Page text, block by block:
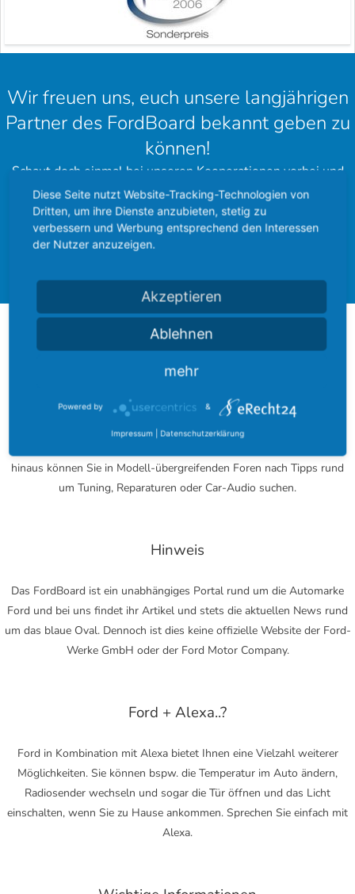
Wir freuen uns, euch unsere langjährigen
Partner des FordBoard bekannt geben zu
können!
Schaut doch einmal bei unseren Kooperationen vorbei und
hinterlasst einen schönen Gruß.
Ford Community
Ford Cougar
Über das FordBoard
Das FordBoard wurde am 17. Dezember 2002 gegründet und
entwickelte sich seitdem zu einer der größten Modell-umfassenden
Community rund um das blaue Oval.
hinaus können Sie in Modell-übergreifenden Foren nach Tipps rund
um Tuning, Reparaturen oder Car-Audio suchen.
Hinweis
Das FordBoard ist ein unabhängiges Portal rund um die Automarke
Ford und bei uns findet ihr Artikel und stets die aktuellen News rund
um das blaue Oval. Dennoch ist dies keine offizielle Website der Ford-
Werke GmbH oder der Ford Motor Company.
Ford + Alexa..?
Ford in Kombination mit Alexa bietet Ihnen eine Vielzahl weiterer
Möglichkeiten. Sie können bspw. die Temperatur im Auto ändern,
Radiosender wechseln und sogar die Tür öffnen und das Licht
einschalten, wenn Sie zu Hause ankommen. Sprechen Sie einfach mit
Alexa.
Diese Seite nutzt Website-Tracking-Technologien von
Dritten, um ihre Dienste anzubieten, stetig zu
verbessern und Werbung entsprechend den Interessen
der Nutzer anzuzeigen.
Akzeptieren
Ablehnen
mehr
Powered by &
Impressum | Datenschutzerklärung